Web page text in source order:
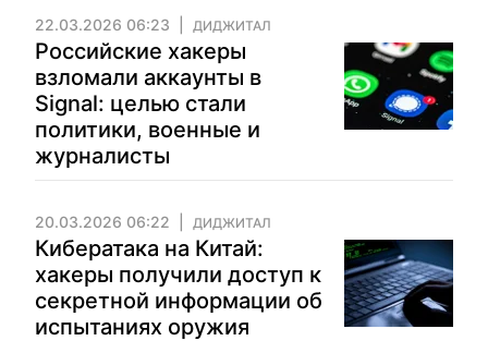
22.03.2026 06:23 ДИДЖИТАЛ
Российские хакеры
взломали аккаунты в
Signal: целью стали
политики, военные и
журналисты
20.03.2026 06:22 ДИДЖИТАЛ
Кибератака на Китай:
хакеры получили доступ к
секретной информации об
испытаниях оружия